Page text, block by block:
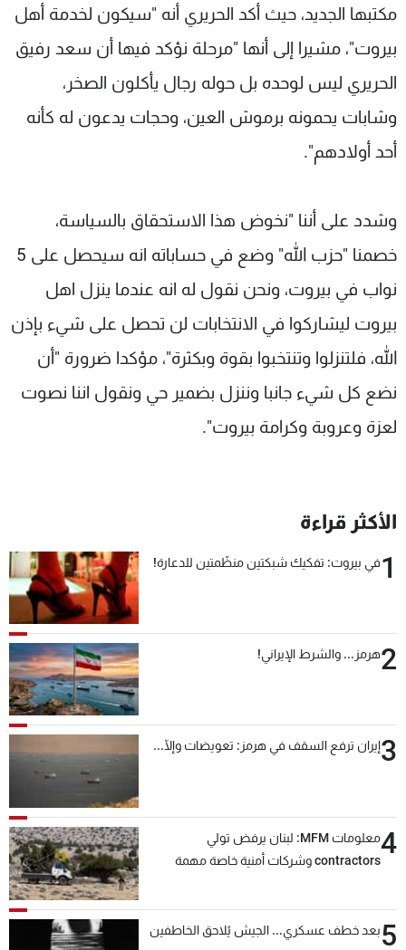
مكتبها الجديد، حيث أكد الحريري أنه "سيكون لخدمة أهل
بيروت"، مشيرا إلى أنها "مرحلة نؤكد فيها أن سعد رفيق
الحريري ليس لوحده بل حوله رجال يأكلون الصخر،
وشابات يحمونه برموش العين، وحجات يدعون له كأنه
أحد أولادهم".
وشدد على أننا "نخوض هذا الاستحقاق بالسياسة،
خصمنا "حزب الله" وضع في حساباته انه سيحصل على 5
نواب في بيروت، ونحن نقول له انه عندما ينزل اهل
بيروت ليشاركوا في الانتخابات لن تحصل على شيء بإذن
الله، فلتنزلوا وتنتخبوا بقوة وبكثرة"، مؤكدا ضرورة "أن
نضع كل شيء جانبا وننزل بضمير حي ونقول اننا نصوت
لعزة وعروبة وكرامة بيروت".
الأكثر قراءة
1في بيروت: تفكيك شبكتين منظّمتين للدعارة!
2هرمز... والشرط الإيراني!
3إيران ترفع السقف في هرمز: تعويضات وإلّا...
4
معلومات MFM: لبنان يرفض تولي
contractors وشركات أمنية خاصة مهمة
5بعد خطف عسكري... الجيش يُلاحق الخاطفين